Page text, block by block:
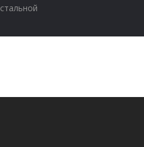
стальной